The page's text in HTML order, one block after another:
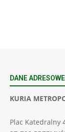
DANE ADRESOWE
KURIA
Plac Katedralny